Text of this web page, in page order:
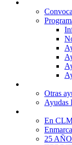
Otras
Ayudas
En
25